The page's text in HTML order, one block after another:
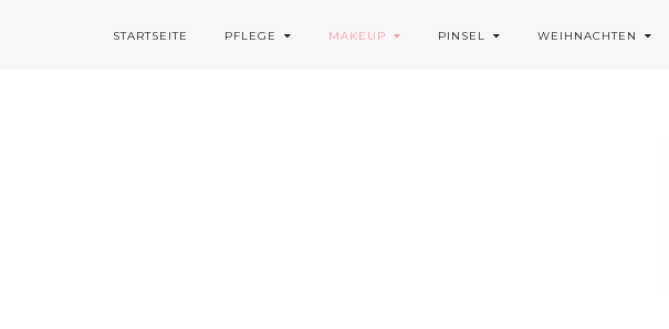
STARTSEITE PFLEGE MAKEUP PINSEL WEIHNACHTEN